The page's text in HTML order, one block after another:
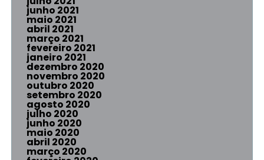
junho 2021
maio 2021
abril 2021
março 2021
fevereiro 2021
janeiro 2021
dezembro 2020
novembro 2020
outubro 2020
setembro 2020
agosto 2020
julho 2020
junho 2020
maio 2020
abril 2020
março 2020